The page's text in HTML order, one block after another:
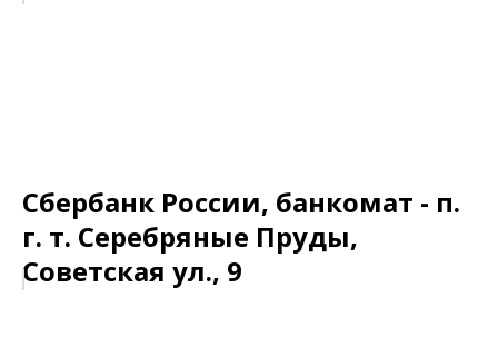
Сбербанк России, банкомат - п.
г. т. Серебряные Пруды,
Советская ул., 9